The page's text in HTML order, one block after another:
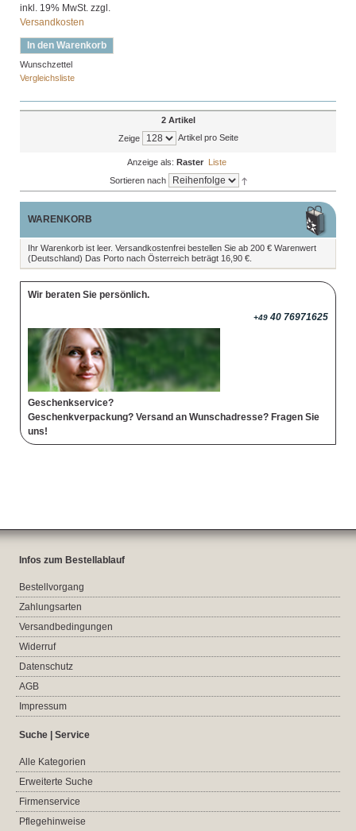
inkl. 19% MwSt. zzgl.
Versandkosten
In den Warenkorb
Wunschzettel
Vergleichsliste
2 Artikel
Zeige
Artikel pro Seite
Anzeige als: Raster Liste
Sortieren nach
WARENKORB
Ihr Warenkorb ist leer. Versandkostenfrei bestellen Sie ab 200 € Warenwert
(Deutschland) Das Porto nach Österreich beträgt 16,90 €.
Wir beraten Sie persönlich.
+49 40 76971625
Geschenkservice?
Geschenkverpackung? Versand an Wunschadresse? Fragen Sie
uns!
Infos zum Bestellablauf
Bestellvorgang
Zahlungsarten
Versandbedingungen
Widerruf
Datenschutz
AGB
Impressum
Suche | Service
Alle Kategorien
Erweiterte Suche
Firmenservice
Pflegehinweise